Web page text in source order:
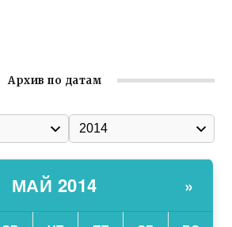
Архив по датам
МАЙ 2014 »